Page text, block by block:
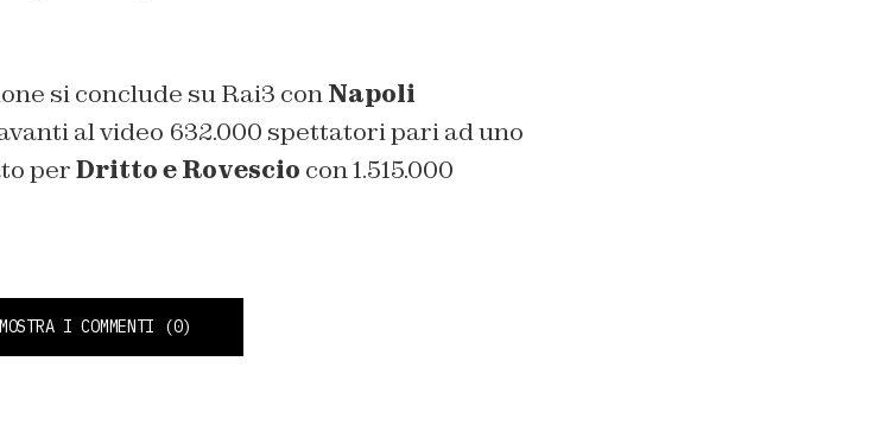
si conclude su Rai3 conNapoli
al video 632.000 spettatori pari ad uno
perDritto e Rovescio con 1.515.000
MOSTRA I COMMENTI (0)